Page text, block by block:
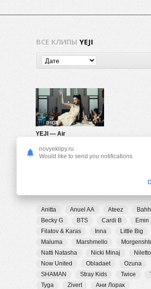
ВСЕ КЛИПЫ YEJI
YEJI — Air
Anitta Anuel AA Ateez
Becky G
BTS Cardi B
Emin
Filatov & Karas
Inna
Little Big
Maluma
Marshmello
Natti Natasha
Nicki Minaj
Niletto
Now United
Obladaet
Ozuna
SHAMAN
Stray Kids Twice
Tyga
Zivert
Ани Лорак
novyeklipy.ru
Would like to send you notifications